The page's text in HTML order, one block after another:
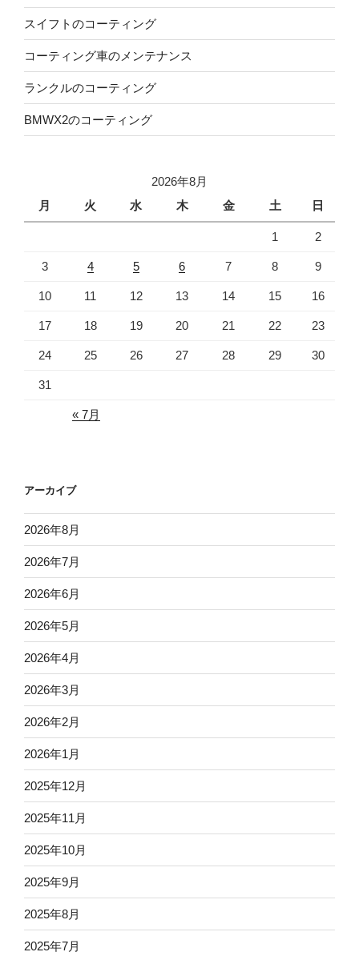
スイフトのコーティング
コーティング車のメンテナンス
ランクルのコーティング
BMWX2のコーティング
2026年8月
月
火 水 木 金 土 日
1 2
3 4 5 6 7 8 9
10 11 12 13 14 15 16
17 18 19 20 21 22 23
24 25 26 27 28 29 30
31
« 7月
アーカイブ
2026年8月
2026年7月
2026年6月
2026年5月
2026年4月
2026年3月
2026年2月
2026年1月
2025年12月
2025年11月
2025年10月
2025年9月
2025年8月
2025年7月